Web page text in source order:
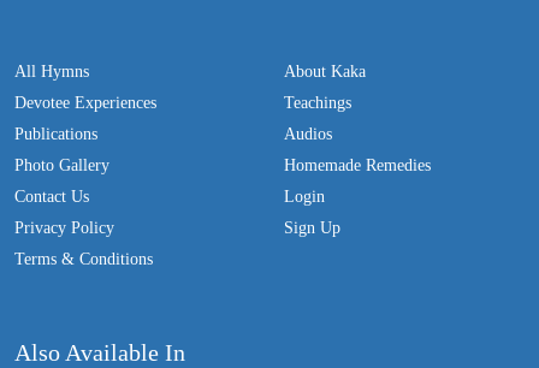
All Hymns
Devotee Experiences
Publications
Photo Gallery
Contact Us
Privacy Policy
Terms & Conditions
About Kaka
Teachings
Audios
Homemade Remedies
Login
Sign Up
Also Available In